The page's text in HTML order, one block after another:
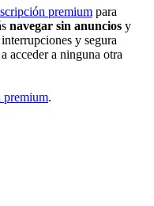
premium para
navegar sin anuncios y
y segura
acceder a ninguna otra
premium.